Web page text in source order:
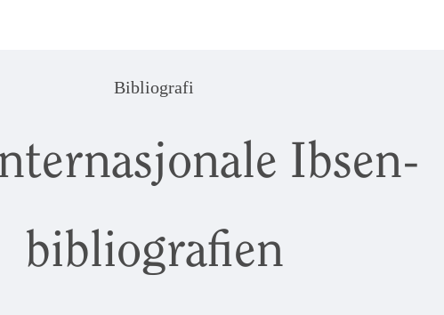
Bibliografi
Ibsen-
bibliografien